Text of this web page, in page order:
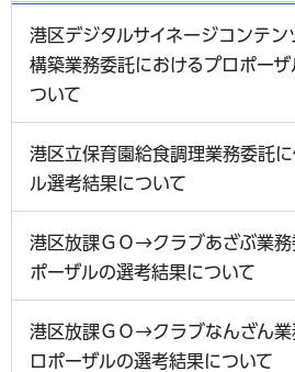
港区デジタルサイネージコンテン
構築業務委託におけるプロポー
ついて
港区立保育園給食調理業務委託
ル選考結果について
港区放課ＧＯ→クラブあざぶ業務
ポーザルの選考結果について
港区放課ＧＯ→クラブなんざん
ロポーザルの選考結果について